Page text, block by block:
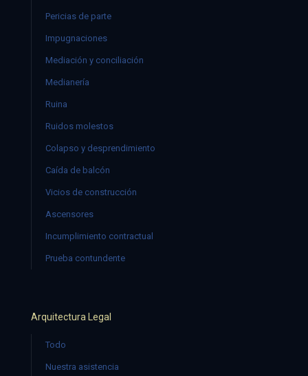
Pericias de parte
Impugnaciones
Mediación y conciliación
Medianería
Ruina
Ruidos molestos
Colapso y desprendimiento
Caída de balcón
Vicios de construcción
Ascensores
Incumplimiento contractual
Prueba contundente
Arquitectura Legal
Todo
Nuestra asistencia